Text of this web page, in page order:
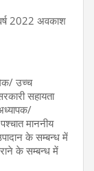
2022 अवकाश
उच्च
सहायता
माननीय
के सम्बन्ध में
के सम्बन्ध में